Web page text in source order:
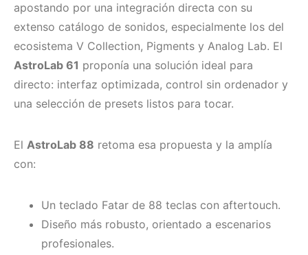
apostando por una integración directa con su
extenso catálogo de sonidos, especialmente los del
ecosistema V Collection, Pigments y Analog Lab. El
AstroLab 61 proponía una solución ideal para
directo: interfaz optimizada, control sin ordenador y
una selección de presets listos para tocar.
El AstroLab 88 retoma esa propuesta y la amplía
con:
Un teclado Fatar de 88 teclas con aftertouch.
Diseño más robusto, orientado a escenarios
profesionales.